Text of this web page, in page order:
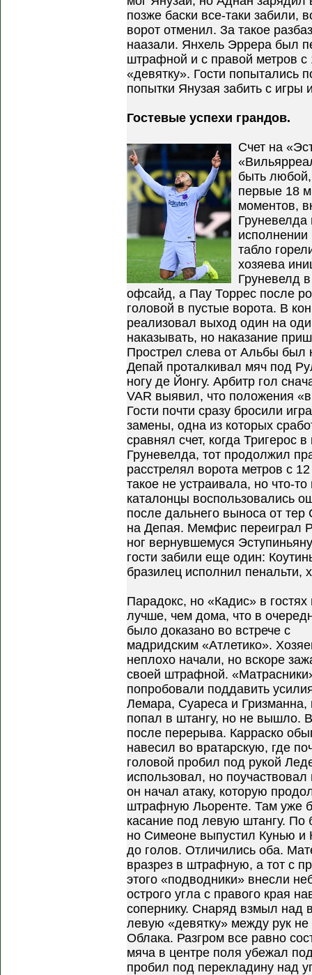
позже баски все-таки забили,
ворот отменил. За такое
наазали. Янхель Эррера был
штрафной и с правой метров
«девятку». Гости попытались
попытки Янузая забить с
Гостевые успехи грандов.
Счет на
быть любой,
первые 18
моментов,
Груневелда
исполнении
табло
хозяева
Груневелд
офсайд, а Пау Торрес после
головой в пустые ворота. В
реализовал выход один на
наказывать, но наказание
Прострел слева от Альбы был
Депай проталкивал мяч под
ногу де Йонгу. Арбитр гол
VAR выявил, что положения
Гости почти сразу бросили
замены, одна из которых
сравнял счет, когда Тригерос
Груневелда, тот продолжил
расстрелял ворота метров с
такое не устраивала, но что-
каталонцы воспользовались
после дальнего выноса от
на Депая. Мемфис переиграл
ног вернувшемуся
гости забили еще один:
бразилец исполнил пенальти,
Парадокс, но «Кадис» в гостях
лучше, чем дома, что в
было доказано во встрече с
мадридским «Атлетико».
неплохо начали, но вскоре
своей штрафной.
попробовали поддавить
Лемара, Суареса и Гризманна,
попал в штангу, но не вышло.
после перерыва. Карраско
навесил во вратарскую, где
головой пробил под рукой
использовал, но
он начал атаку, которую
штрафную Льоренте. Там уже
касание под левую штангу. По
но Симеоне выпустил Кунью и
до голов. Отличились оба.
вразрез в штрафную, а тот с
этого «подводники» внесли
острого угла с правого края
сопернику. Снаряд взмыл над
левую «девятку» между рук
Облака. Разгром все равно
мяча в центре поля убежал
пробил под перекладину над